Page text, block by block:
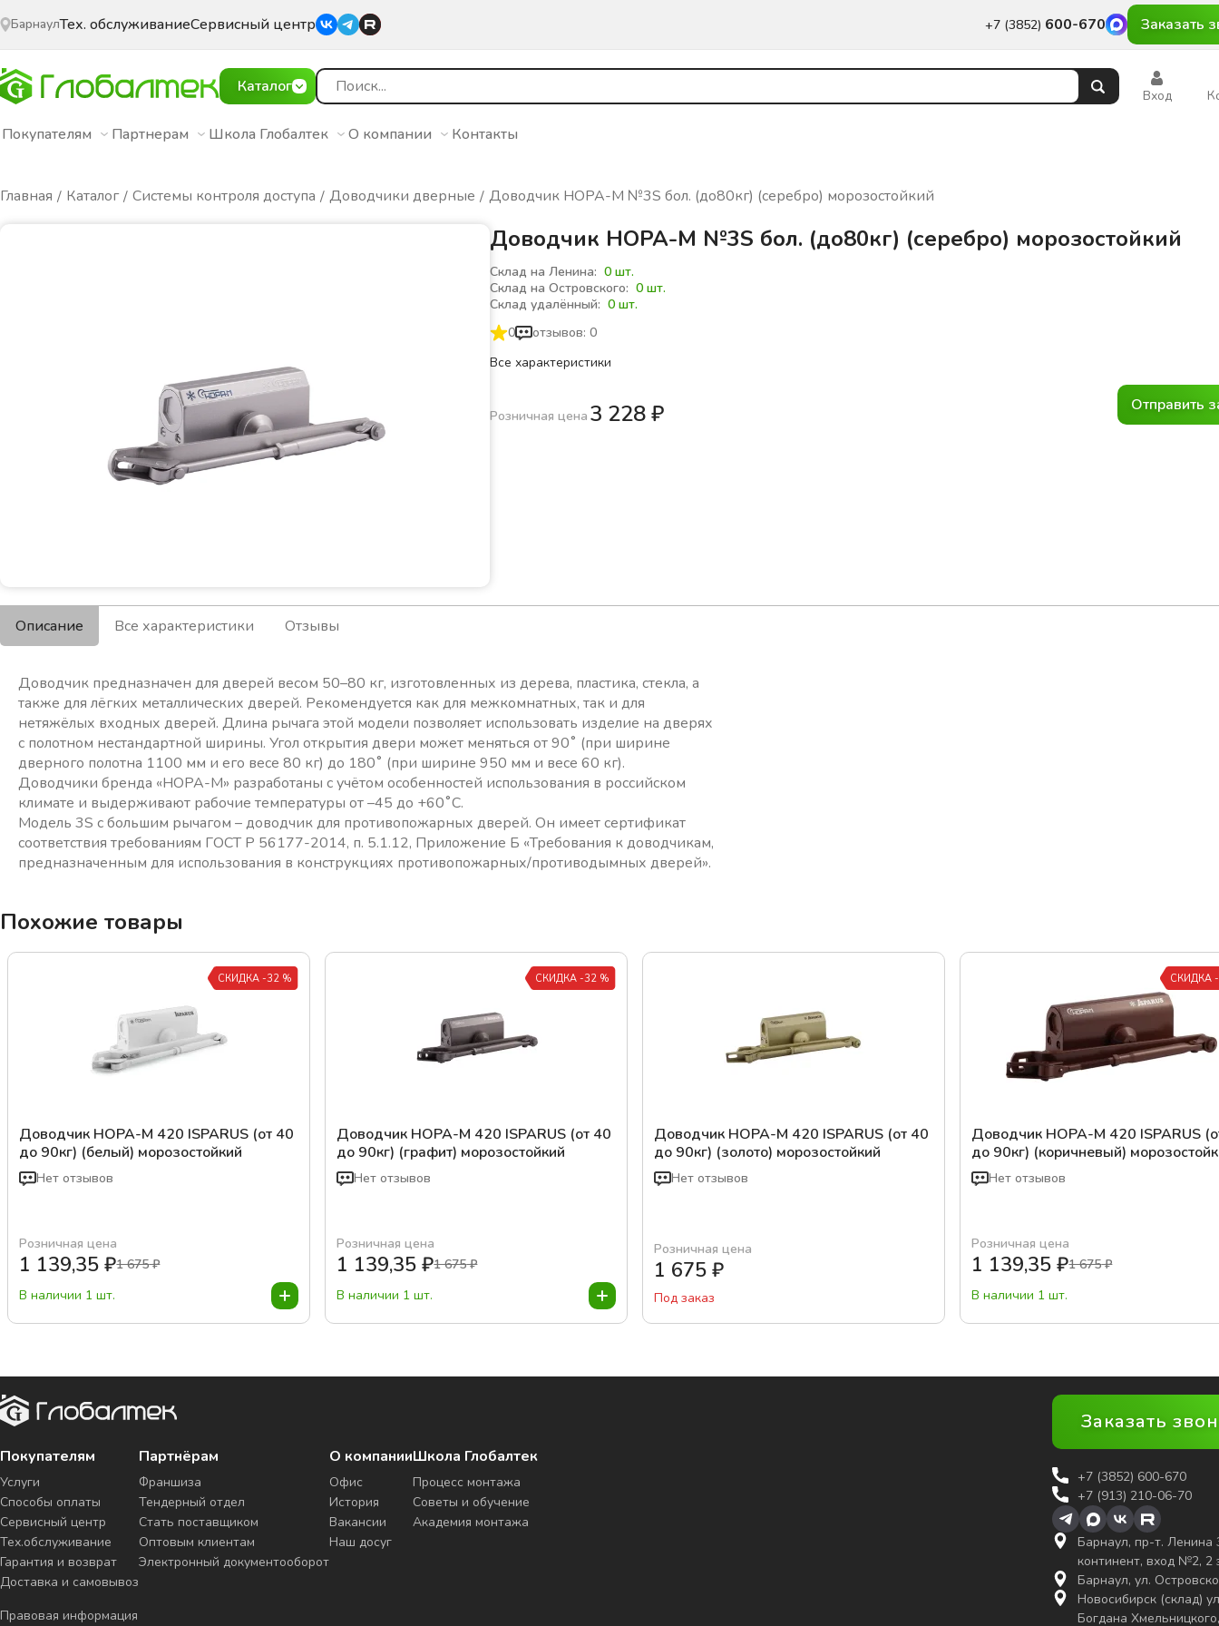
БарнаулТех. обслуживаниеСервисный центр +7 (3852) 600-670 Заказать
Каталог Вход
Покупателям Партнерам Школа Глобалтек О компании Контакты
Главная Каталог Системы контроля доступа Доводчики дверные Доводчик НОРА-М №3S бол. (до80кг) (серебро) морозостойкий
Доводчик НОРА-М №3S бол. (до80кг) (серебро) морозостойкий
Склад на Ленина: 0 шт.
Склад на Островского: 0 шт.
Склад удалённый: 0 шт.
0
отзывов: 0
Все характеристики
Розничная цена 3 228₽ Отправить
Описание Все характеристики Отзывы
Доводчик предназначен для дверей весом 50–80 кг, изготовленных из дерева, пластика, стекла, а
также для лёгких металлических дверей. Рекомендуется как для межкомнатных, так и для
нетяжёлых входных дверей. Длина рычага этой модели позволяет использовать изделие на дверях
с полотном нестандартной ширины. Угол открытия двери может меняться от 90˚ (при ширине
дверного полотна 1100 мм и его весе 80 кг) до 180˚ (при ширине 950 мм и весе 60 кг).
Доводчики бренда «НОРА-М» разработаны с учётом особенностей использования в российском
климате и выдерживают рабочие температуры от –45 до +60˚С.
Модель 3S с большим рычагом – доводчик для противопожарных дверей. Он имеет сертификат
соответствия требованиям ГОСТ Р 56177-2014, п. 5.1.12, Приложение Б «Требования к доводчикам,
предназначенным для использования в конструкциях противопожарных/противодымных дверей».
Похожие товары
СКИДКА -32 %
Доводчик НОРА-М 420 ISPARUS (от 40
до 90кг) (белый) морозостойкий
Нет отзывов
Розничная цена
1 139,35 ₽1 675₽
В наличии 1 шт.
СКИДКА -32 %
Доводчик НОРА-М 420 ISPARUS (от 40
до 90кг) (графит) морозостойкий
Нет отзывов
Розничная цена
1 139,35 ₽1 675₽
В наличии 1 шт.
Доводчик НОРА-М 420 ISPARUS (от 40
до 90кг) (золото) морозостойкий
Нет отзывов
Розничная цена
1 675 ₽
Под заказ
СКИДКА
Доводчик НОРА-М 420 ISPARUS
до 90кг) (коричневый)
Нет отзывов
Розничная цена
1 139,35 ₽1 675₽
В наличии 1 шт.
Покупателям
Услуги
Способы оплаты
Сервисный центр
Тех.обслуживание
Гарантия и возврат
Доставка и самовывоз
Партнёрам
Франшиза
Тендерный отдел
Стать поставщиком
Оптовым клиентам
Электронный документооборот
О компании
Офис
История
Вакансии
Наш досуг
Школа Глобалтек
Процесс монтажа
Советы и обучение
Академия монтажа
Правовая информация
Заказать
+7 (3852) 600-670
+7 (913) 210-06-70
Барнаул, пр-т. Ленина
континент, вход №2, 2
Барнаул, ул.
Новосибирск (склад)
Богдана